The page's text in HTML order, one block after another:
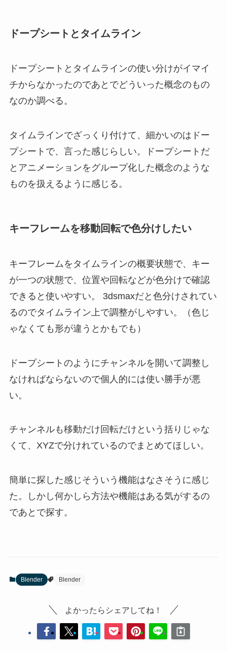
ドープシートとタイムライン
ドープシートとタイムラインの使い分けがイマイ
チからなかったのであとでどういった概念のもの
なのか調べる。
タイムラインでざっくり付けて、細かいのはドー
プシートで、言った感じらしい。ドープシートだ
とアニメーションをグループ化した概念のような
ものを扱えるように感じる。
キーフレームを移動回転で色分けしたい
キーフレームをタイムラインの概要状態で、キー
が一つの状態で、位置や回転などが色分けで確認
できると使いやすい。 3dsmaxだと色分けされてい
るのでタイムライン上で調整がしやすい。（色じ
ゃなくても形が違うとかもでも）
ドープシートのようにチャンネルを開いて調整し
なければならないので個人的には使い勝手が悪
い。
チャンネルも移動だけ回転だけという括りじゃな
くて、XYZで分けれているのでまとめてほしい。
簡単に探した感じそういう機能はなさそうに感じ
た。しかし何かしら方法や機能はある気がするの
であとで探す。
Blender Blender
よかったらシェアしてね！